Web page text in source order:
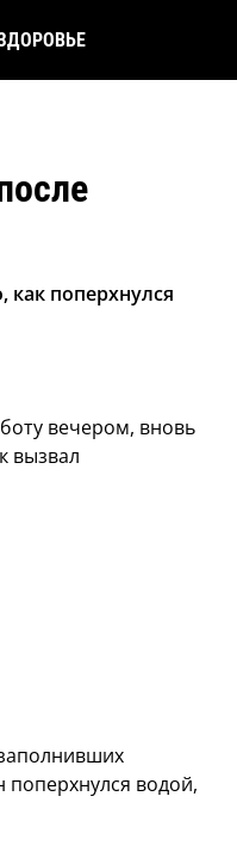
как поперхнулся
вечером, вновь
вызвал
водой,